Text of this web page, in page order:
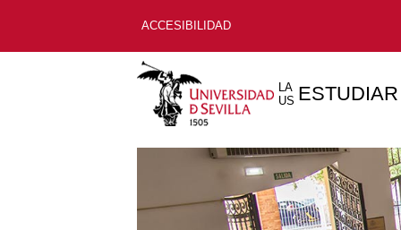
ACCESIBILIDAD
LA
US ESTUDIAR